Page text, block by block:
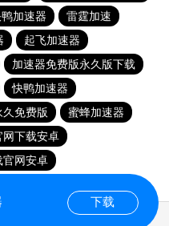
加速器
雷霆加速
起飞加速器
加速器免费版永久版下载
快鸭加速器
久免费版
蜜蜂加速器
网下载安卓
官网安卓
下载